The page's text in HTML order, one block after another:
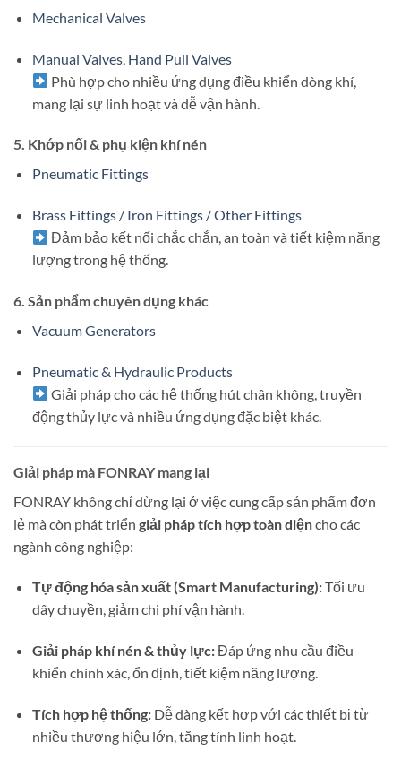
Mechanical Valves
Manual Valves, Hand Pull Valves
Phù hợp cho nhiều ứng dụng điều khiển dòng khí,
mang lại sự linh hoạt và dễ vận hành.
5. Khớp nối & phụ kiện khí nén
Pneumatic Fittings
Brass Fittings / Iron Fittings / Other Fittings
Đảm bảo kết nối chắc chắn, an toàn và tiết kiệm năng
lượng trong hệ thống.
6. Sản phẩm chuyên dụng khác
Vacuum Generators
Pneumatic & Hydraulic Products
Giải pháp cho các hệ thống hút chân không, truyền
động thủy lực và nhiều ứng dụng đặc biệt khác.
Giải pháp mà FONRAY mang lại
FONRAY không chỉ dừng lại ở việc cung cấp sản phẩm đơn
lẻ mà còn phát triển giải pháp tích hợp toàn diệncho các
ngành công nghiệp:
Tự động hóa sản xuất (Smart Manufacturing):Tối ưu
dây chuyền, giảm chi phí vận hành.
Giải pháp khí nén & thủy lực:Đáp ứng nhu cầu điều
khiển chính xác, ổn định, tiết kiệm năng lượng.
Tích hợp hệ thống:Dễ dàng kết hợp với các thiết bị từ
nhiều thương hiệu lớn, tăng tính linh hoạt.